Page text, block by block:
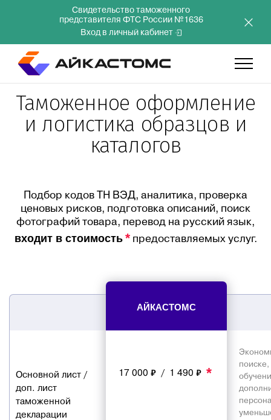
Свидетельство таможенного
представителя ФТС России №1636
Вход в личный кабинет
Главная
Преимущества
Блог
8 800 551 51 47
Таможенное оформление
и логистика образцов и
каталогов
Подбор кодов ТН ВЭД, аналитика, проверка
ценовых рисков, подготовка описаний, поиск
фотографий товара, перевод на русский язык,
входит в стоимость *предоставляемых услуг.
АЙКАСТОМС
Основной лист /
доп. лист
таможенной
декларации
17 000 ₽ / 1 490 ₽ *